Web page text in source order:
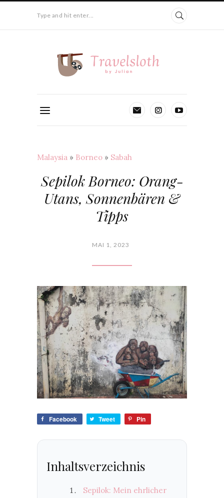
Type and hit enter...
Malaysia » Borneo » Sabah
Sepilok Borneo: Orang-
Utans, Sonnenbären &
Tipps
MAI 1, 2023
Facebook Tweet Pin
Inhaltsverzeichnis
Sepilok: Mein ehrlicher